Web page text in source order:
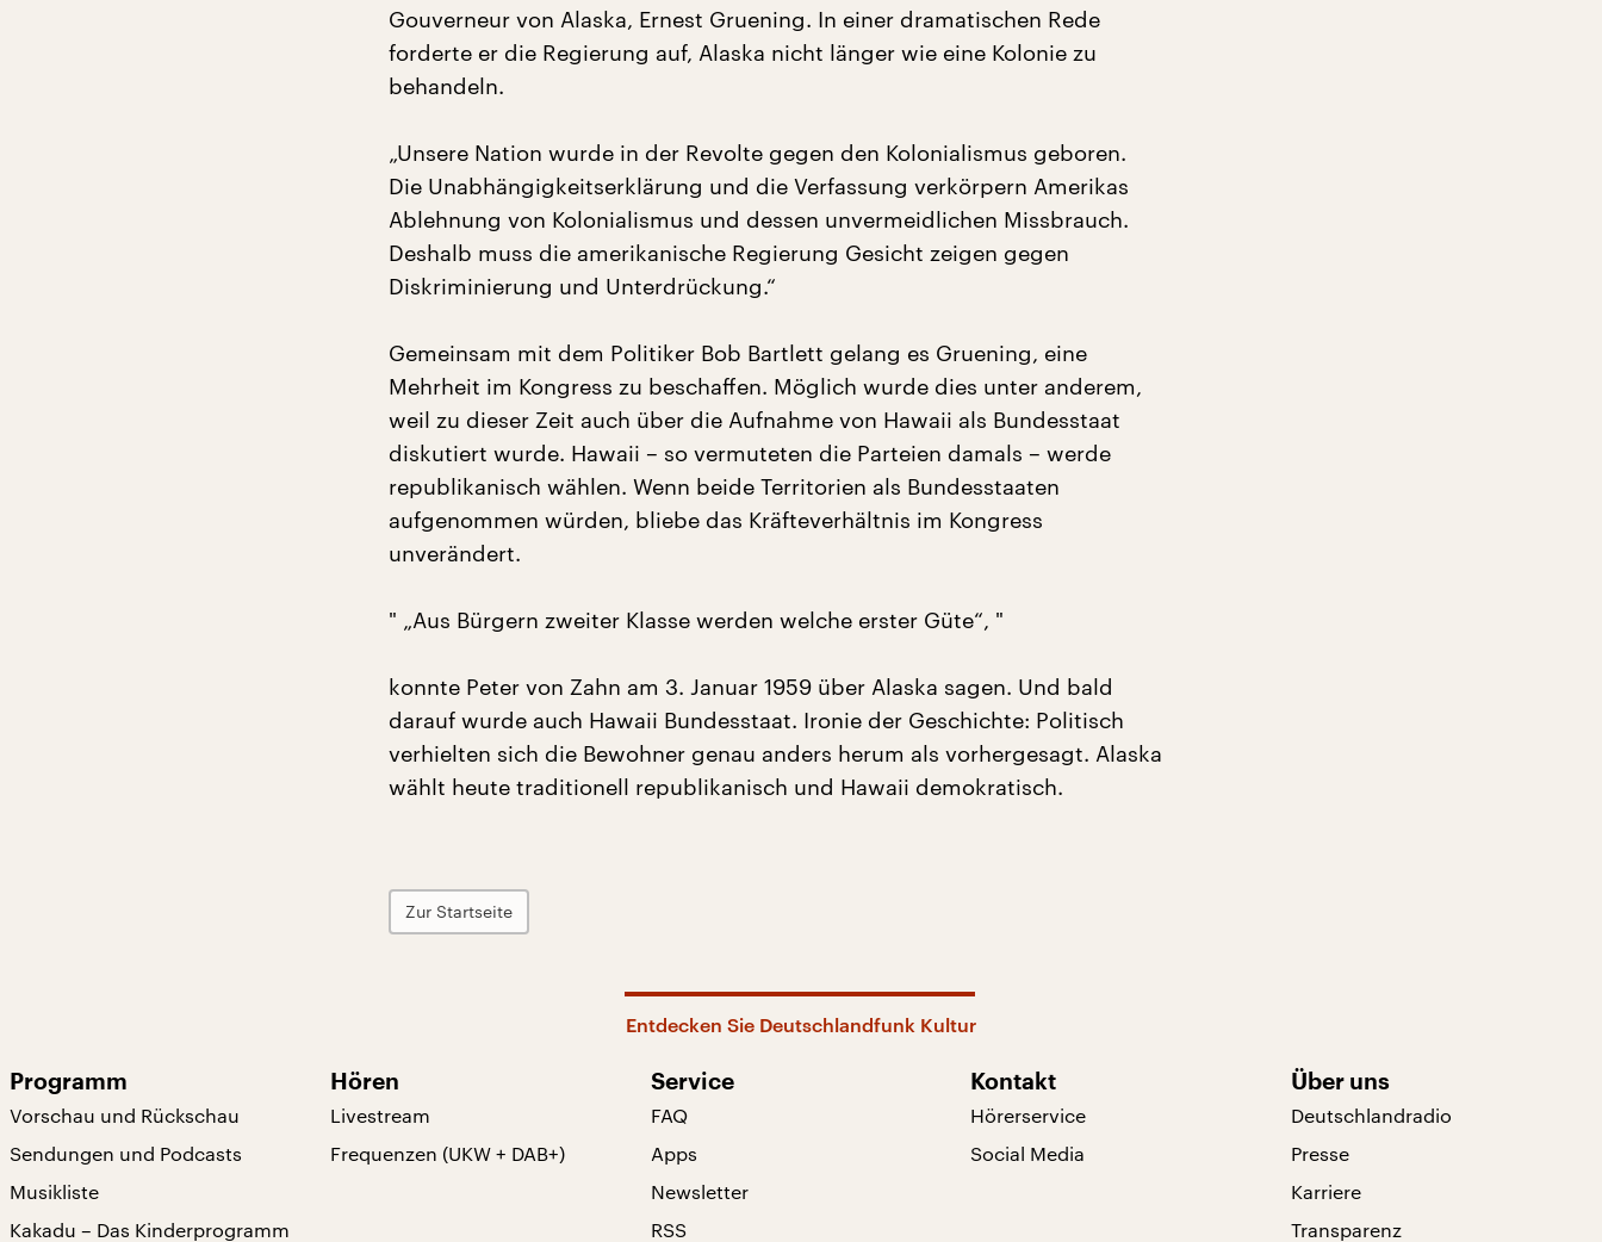
Gouverneur von Alaska, Ernest Gruening. In einer dramatischen Rede
forderte er die Regierung auf, Alaska nicht länger wie eine Kolonie zu
behandeln.
„Unsere Nation wurde in der Revolte gegen den Kolonialismus geboren.
Die Unabhängigkeitserklärung und die Verfassung verkörpern Amerikas
Ablehnung von Kolonialismus und dessen unvermeidlichen Missbrauch.
Deshalb muss die amerikanische Regierung Gesicht zeigen gegen
Diskriminierung und Unterdrückung.“
Gemeinsam mit dem Politiker Bob Bartlett gelang es Gruening, eine
Mehrheit im Kongress zu beschaffen. Möglich wurde dies unter anderem,
weil zu dieser Zeit auch über die Aufnahme von Hawaii als Bundesstaat
diskutiert wurde. Hawaii – so vermuteten die Parteien damals – werde
republikanisch wählen. Wenn beide Territorien als Bundesstaaten
aufgenommen würden, bliebe das Kräfteverhältnis im Kongress
unverändert.
" „Aus Bürgern zweiter Klasse werden welche erster Güte“, "
konnte Peter von Zahn am 3. Januar 1959 über Alaska sagen. Und bald
darauf wurde auch Hawaii Bundesstaat. Ironie der Geschichte: Politisch
verhielten sich die Bewohner genau anders herum als vorhergesagt. Alaska
wählt heute traditionell republikanisch und Hawaii demokratisch.
Zur Startseite
Entdecken Sie Deutschlandfunk Kultur
Programm
Vorschau und Rückschau
Sendungen und Podcasts
Musikliste
Kakadu – Das Kinderprogramm
Hören
Livestream
Frequenzen (UKW + DAB+)
Service
FAQ
Apps
Newsletter
RSS
Kontakt
Hörerservice
Social Media
Über uns
Deutschlandradio
Presse
Karriere
Transparenz